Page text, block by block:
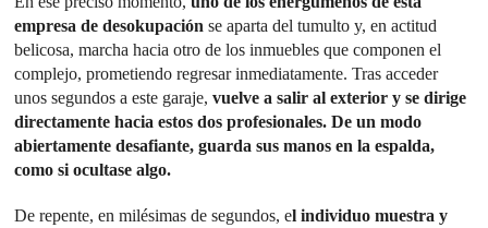
empresa de desokupación se aparta del tumulto y, en actitud
belicosa, marcha hacia otro de los inmuebles que componen el
complejo, prometiendo regresar inmediatamente. Tras acceder
unos segundos a este garaje,vuelve a salir al exterior y se dirige
directamente hacia estos dos profesionales. De un modo
abiertamente desafiante, guarda sus manos en la espalda,
como si ocultase algo.
De repente, en milésimas de segundos, el individuo muestra y